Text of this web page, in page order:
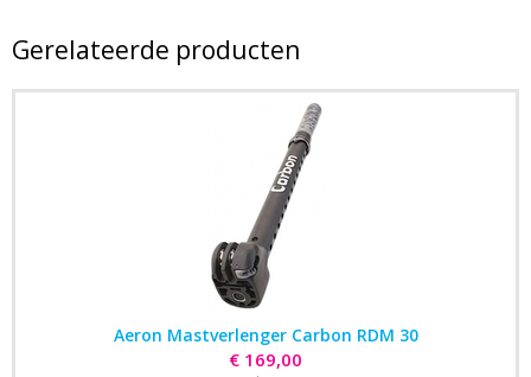
Gerelateerde producten
Aeron Mastverlenger Carbon RDM 30
€ 169,00